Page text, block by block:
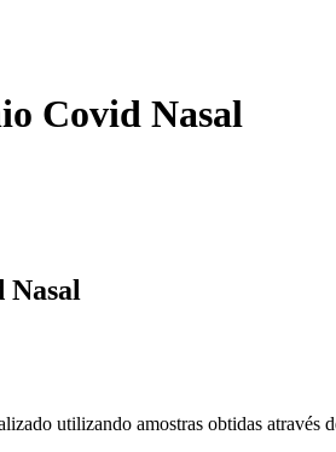
Covid Nasal
Nasal
utilizando amostras obtidas através